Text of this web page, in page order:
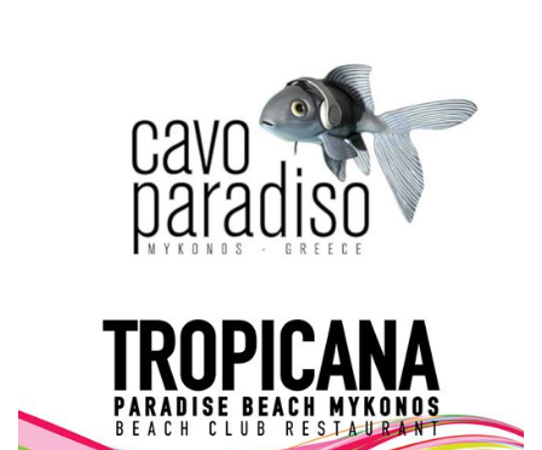
Science & Tech
Σεβασμιώτατος Δωρόθεος Β’
Cost Of Living Crisis